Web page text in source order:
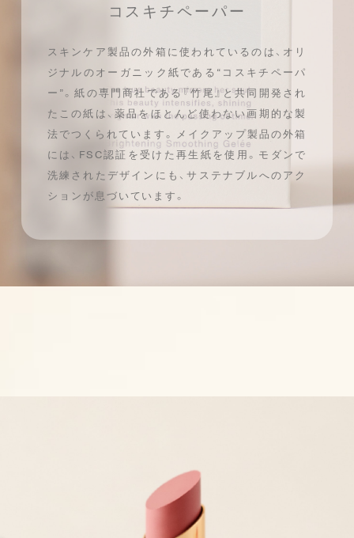
コスキチペーパー
スキンケア製品の外箱に使われているのは、 オリ
ジナルのオーガニック紙である“コスキチペーパ
ー”。紙の専門商社である『竹尾』と共同開発され
たこの紙は、薬品をほとんど使わない画期的な製
法でつくられています。 メイクアップ製品の外箱
には、FSC認証を受けた再生紙を使用。 モダンで
洗練されたデザインにも、サステナブルへのアク
ションが息づいています。